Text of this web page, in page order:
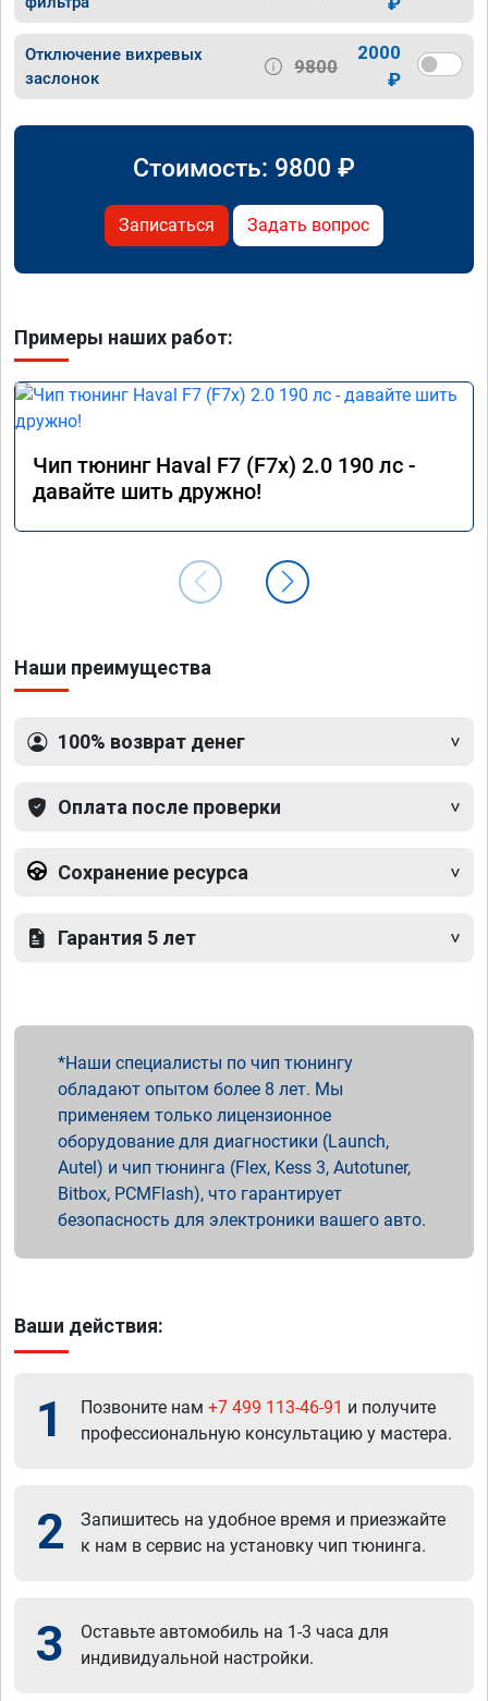
Отключение вихревых
заслонок
9800
2000
₽
Стоимость: 9800 ₽
Записаться Задать вопрос
Примеры наших работ:
Чип тюнинг Haval F7 (F7x) 2.0 190 лс -
давайте шить дружно!
Наши преимущества
100% возврат денег
Оплата после проверки
Сохранение ресурса
Гарантия 5 лет
Наши специалисты по чип тюнингу
обладают опытом более 8 лет. Мы
применяем только лицензионное
оборудование для диагностики (Launch,
Autel) и чип тюнинга (Flex, Kess 3, Autotuner,
Bitbox, PCMFlash), что гарантирует
безопасность для электроники вашего авто.
Ваши действия:
1 Позвоните нам +7 499 113-46-91 и получите
профессиональную консультацию у мастера.
2
Запишитесь на удобное время и приезжайте
к нам в сервис на установку чип тюнинга.
3
Оставьте автомобиль на 1-3 часа для
индивидуальной настройки.